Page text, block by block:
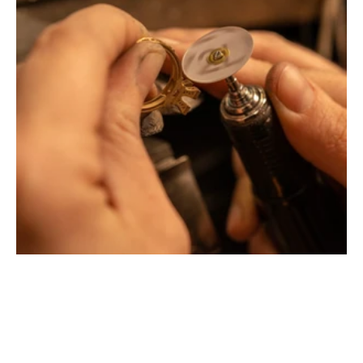
Montbrison, Lyon, Paris
Philippe & mathieu tournaire
Créateurs joailliers, révolutionnent les codes de la
joaillerie traditionnelle en y apportant des formes et des
couleurs hors du commun. Au delà des modes, la
Maison Tournaire a forgé son style de caractère et
d'élévation en puisant dans ses voyages ainsi que ses
différentes rencontres.
La Maison Tournaire qui a ouvert ses portes en 1984 à
Montbrison, en France, propose aujourd'hui ces bijoux